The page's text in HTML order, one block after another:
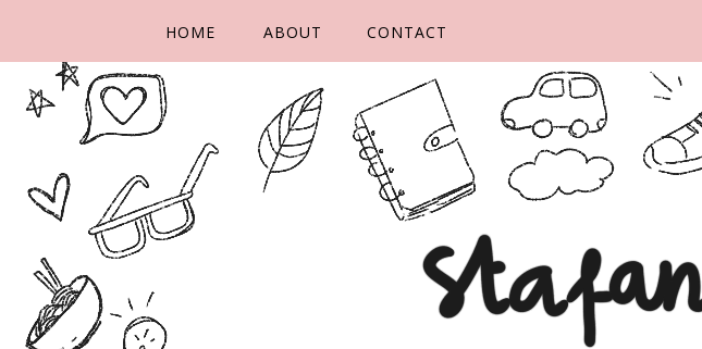
HOME ABOUT CONTACT